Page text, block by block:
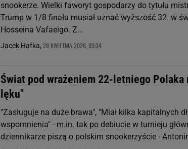
snookerze. Wielki faworyt gospodarzy do tytułu
Trump w 1/8 finału musiał uznać wyższość 32. w
Hosseina Vafaeigo. Z...
Jacek Hafka, 28 KWIETNIA 2026, 09:34
Świat pod wrażeniem 22-letniego Polaka
lęku"
"Zasługuje na duże brawa", "Miał kilka kapitalnych
wspomnienia" - m.in. tak po debiucie w turnieju
dziennikarze piszą o polskim snookerzyście -